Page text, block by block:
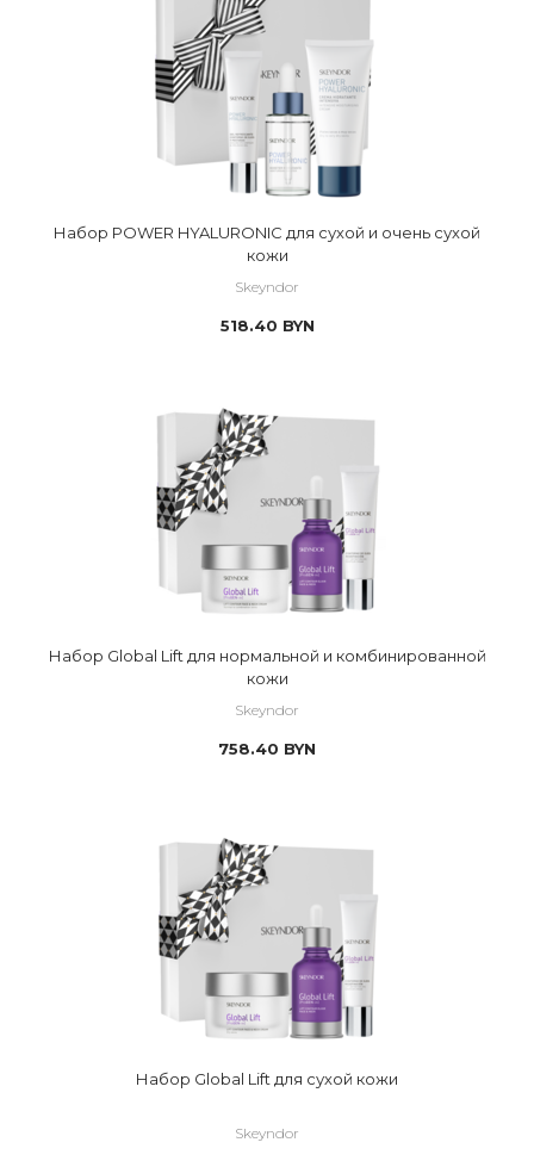
Набор POWER HYALURONIC для сухой и очень сухой
кожи
Skeyndor
518.40 BYN
Набор Global Lift для нормальной и комбинированной
кожи
Skeyndor
758.40 BYN
Набор Global Lift для сухой кожи
Skeyndor